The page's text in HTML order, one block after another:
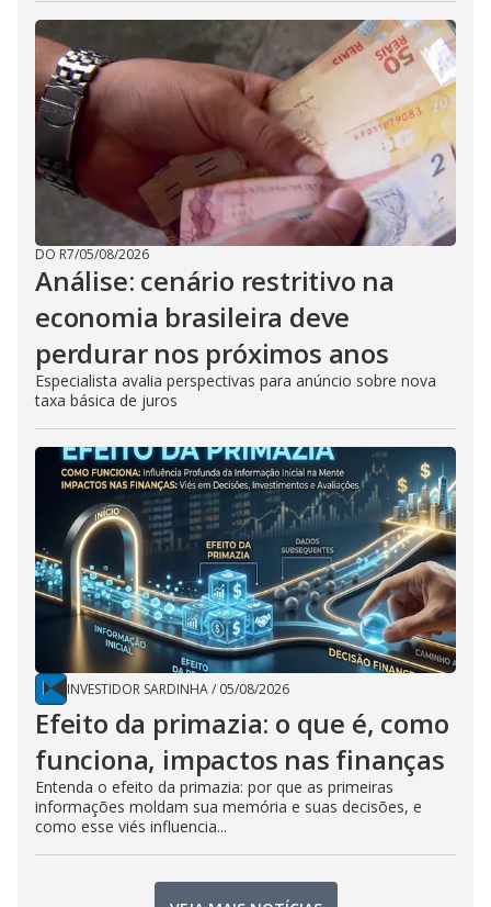
DO R7/05/08/2026
Análise: cenário restritivo na
economia brasileira deve
perdurar nos próximos anos
Especialista avalia perspectivas para anúncio sobre nova
taxa básica de juros
INVESTIDOR SARDINHA/ 05/08/2026
Efeito da primazia: o que é, como
funciona, impactos nas finanças
Entenda o efeito da primazia: por que as primeiras
informações moldam sua memória e suas decisões, e
como esse viés influencia...